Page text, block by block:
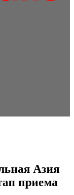
Азия
приема